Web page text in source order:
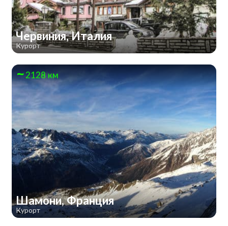
Червиния, Италия
Курорт
2128 км
Шамони, Франция
Курорт